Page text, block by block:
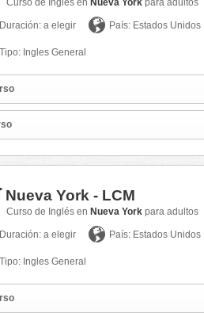
Curso de Inglés en Nueva York para adultos
Duración: a elegir País: Estados Unidos
Tipo: Ingles General
Nueva York - LCM
Curso de Inglés en Nueva York para adultos
Duración: a elegir País: Estados Unidos
Tipo: Ingles General